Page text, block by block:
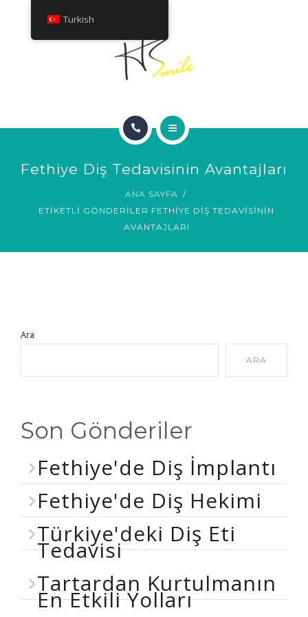
HAKKINDA
GÜLÜMSEME GALERISI
HAKKINDA
Fethiye Diş Tedavisinin Avantajları
ANA SAYFA
ETIKETLI GÖNDERILER FETHIYE DIŞ TEDAVISININ
AVANTAJLARI
Ara
ARA
Son Gönderiler
Fethiye'de Diş İmplantı
Fethiye'de Diş Hekimi
Türkiye'deki Diş Eti
Tedavisi
Tartardan Kurtulmanın
En Etkili Yolları
Turkish